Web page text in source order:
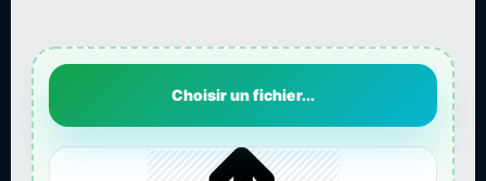
Choisir un fichier...